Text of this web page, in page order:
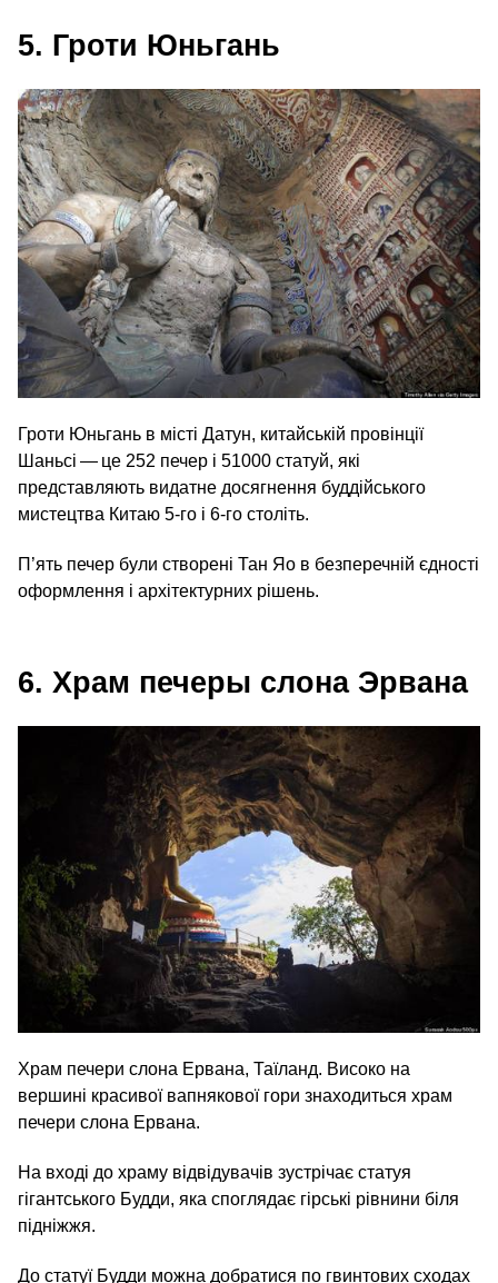
5. Гроти Юньгань
Гроти Юньгань в місті Датун, китайській провінції
Шаньсі — це 252 печер і 51000 статуй, які
представляють видатне досягнення буддійського
мистецтва Китаю 5‑го і 6‑го століть.
П’ять печер були створені Тан Яо в безперечній єдності
оформлення і архітектурних рішень.
6. Храм печеры слона Эрвана
Храм печери слона Ервана, Таїланд. Високо на
вершині красивої вапнякової гори знаходиться храм
печери слона Ервана.
На вході до храму відвідувачів зустрічає статуя
гігантського Будди, яка споглядає гірські рівнини біля
підніжжя.
До статуї Будди можна добратися по гвинтових сходах